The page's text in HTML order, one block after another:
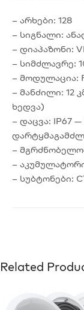
– არხები: 128
– სიგნალი:
– დიაპაზონი:
– სიმძლავრე:
– მოდულაცია:
– მანძილი: 12
ხედვა)
– დაცვა: IP67
–
–
– სუბტონები:
Related